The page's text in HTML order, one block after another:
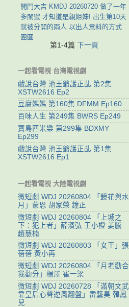
開門大吉 KMDJ 20260720 做了一年
多閨蜜 才知道是親姐妹! 出生第10天
就被分開的兩人 以出人意料的方式
團圓
第1-4篇 下一頁
一起看電視 台灣電視劇
戲說台灣 池王爺護正乩 第2集
XSTW2616 Ep2
豆腐媽媽 第160集 DFMM Ep160
百味人生 第249集 BWRS Ep249
寶島西米樂 第299集 BDXMY
Ep299
戲說台灣 池王爺護正乩 第1集
XSTW2616 Ep1
一起看電視 大陸電視劇
微短劇 WDJ 20260804 「鏡花與水
月」蒙恩 胡家榮 鐘正
微短劇 WDJ 20260804 「上城之
下：犯上者」薛濱弘 王小橙 姜騰
趙慧楠
微短劇 WDJ 20260803 「女王」張
蓓蓓 黃小再
微短劇 WDJ 20260804 「月老勸合
我勸分」楊澤 崔一梁
微短劇 WDJ 20260728 「滿朝文武
靠皇后心聲逆風翻盤」雷藝昊 韓鳳
兒